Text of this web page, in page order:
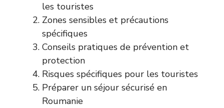
les touristes
Zones sensibles et précautions
spécifiques
Conseils pratiques de prévention et
protection
Risques spécifiques pour les touristes
Préparer un séjour sécurisé en
Roumanie